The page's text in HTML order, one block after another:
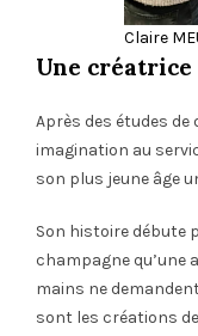
Claire
Une créatrice
Après des études
imagination au
son plus jeune âge
Son histoire débute
champagne qu’une
mains ne
sont les créations